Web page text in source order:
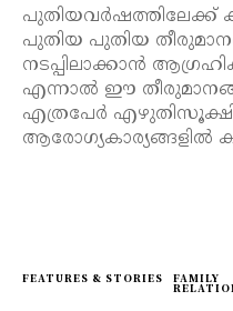
പുതിയ പുതിയ
നടപ്പിലാക്കാൻ
എന്നാൽ ഈ
എത്രപേർ
ആരോഗ്യകാര്യങ്ങളിൽ
FEATURES & STORIES FAMILY